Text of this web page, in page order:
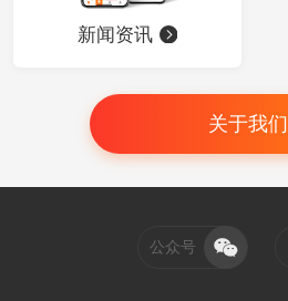
新闻资讯
关于我们
公众号